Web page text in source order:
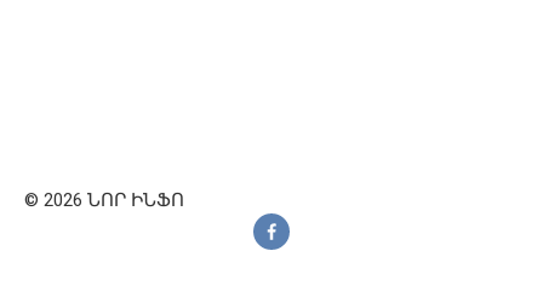
© 2026 ՆՈՐ ԻՆՖՈ